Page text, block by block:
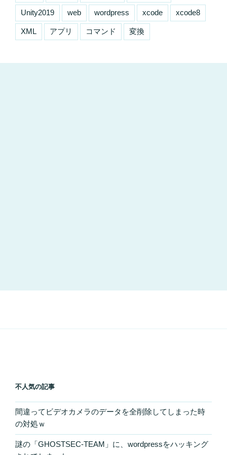
Unity2019 web wordpress xcode xcode8
XML アプリ コマンド 変換
不人気の記事
間違ってビデオカメラのデータを全削除してしまった時
の対処ｗ
謎の「GHOSTSEC-TEAM」に、wordpressをハッキング